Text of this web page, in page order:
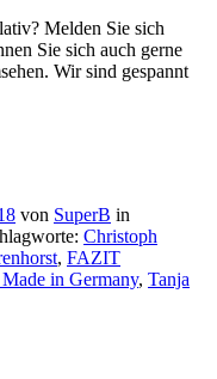
Melden Sie sich
Sie sich auch gerne
Wir sind gespannt
von SuperB in
Christoph
, FAZIT
in Germany, Tanja